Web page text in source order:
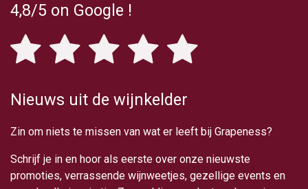
4,8/5 on Google !
Nieuws uit de wijnkelder
Zin om niets te missen van wat er leeft bij Grapeness?
Schrijf je in en hoor als eerste over onze nieuwste
promoties, verrassende wijnweetjes, gezellige events en